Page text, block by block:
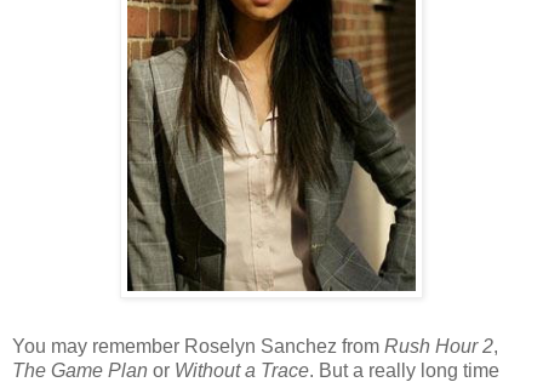
You may remember Roselyn Sanchez from Rush Hour 2,
The Game Plan or Without a Trace. But a really long time